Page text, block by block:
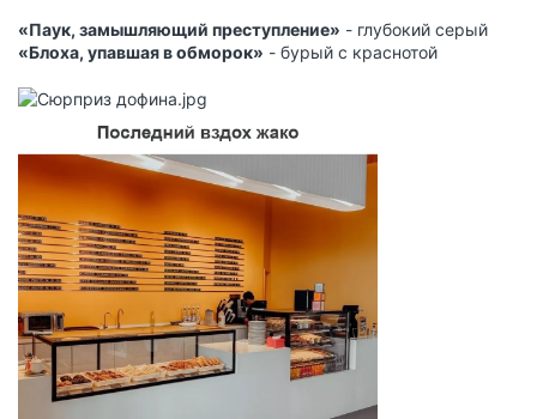
«Паук, замышляющий преступление» - глубокий серый
«Блоха, упавшая в обморок» - бурый с краснотой